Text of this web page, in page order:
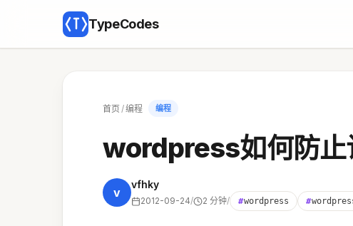
TypeCodes
首页 /编程 编程
wordpress如何防止
v
vfhky
2012-09-24/ 2 分钟/ #wordpress #